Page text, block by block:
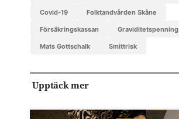
covid-19 Folktandvården Skåne
Försäkringskassan Graviditetspenning
Mats Gottschalk smittrisk
Upptäck mer